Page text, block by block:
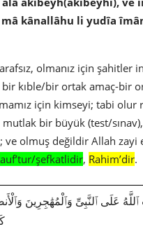
kânallâhu li yudîa
olmanız için şahitler
kıble/bir ortak amaç-bir
için kimseyi; tabi olur
bir büyük (test/sınav),
ve olmuş değildir Allah zayi
şefkatlidir, Rahim’dir.